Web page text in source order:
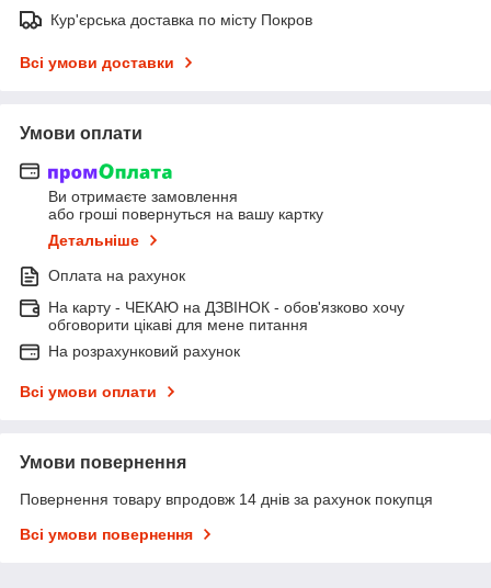
Кур'єрська доставка по місту Покров
Всі умови доставки
Умови оплати
Ви отримаєте замовлення
або гроші повернуться на вашу картку
Детальніше
Оплата на рахунок
На карту - ЧЕКАЮ на ДЗВІНОК - обов'язково хочу
обговорити цікаві для мене питання
На розрахунковий рахунок
Всі умови оплати
Умови повернення
Повернення товару впродовж 14 днів за рахунок покупця
Всі умови повернення